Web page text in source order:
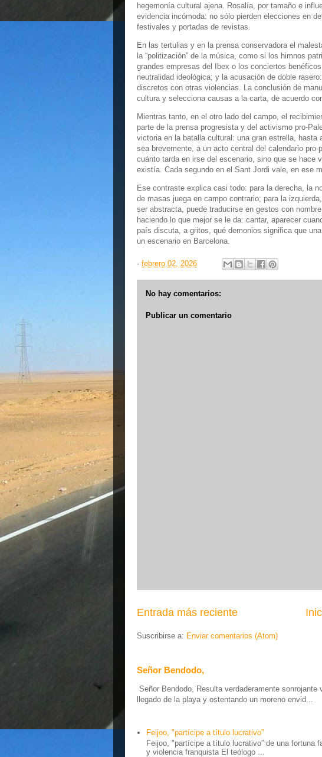
hegemonía cultural ajena. Rosalía, por tamaño e
evidencia incómoda: no sólo pierden elecciones en
festivales y portadas de revistas.
En las tertulias y en la prensa conservadora el
la “politización” de la música, como si los himnos
grandes empresas del Ibex o los conciertos
neutralidad ideológica; y la acusación de doble
discretos con otras violencias. La conclusión de
cultura y selecciona causas a la carta, de acuerdo
Mientras tanto, en el otro lado del campo, el
parte de la prensa progresista y del activismo pro-
victoria en la batalla cultural: una gran estrella,
sea brevemente, a un acto central del calendario
cuánto tarda en irse del escenario, sino que se hace
existía. Cada segundo en el Sant Jordi vale, en ese
Ese contraste explica casi todo: para la derecha, la
de masas juega en campo contrario; para la
ser abstracta, puede traducirse en gestos con
haciendo lo que mejor se le da: cantar, aparecer
país discuta, a gritos, qué demonios significa que
un escenario en Barcelona.
- febrero 02, 2026
No hay comentarios:
Publicar un comentario
Entrada más reciente
Suscribirse a: Enviar comentarios (Atom)
Señor Bendodo,
Señor Bendodo, Resulta verdaderamente
llegado de la playa y ostentando un moreno envid...
Feijoo, "partícipe a título lucrativo”
Feijoo, "partícipe a título lucrativo” de una fortuna
y violencia franquista El teólogo ...